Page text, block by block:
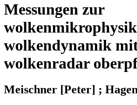
Messungen zur
wolkendynamik
wolkenradar
Meischner [Peter] ;